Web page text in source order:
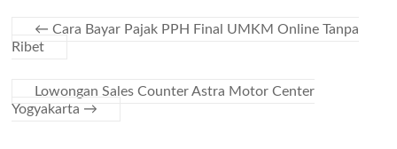
← Cara Bayar Pajak PPH Final UMKM Online Tanpa
Ribet
Lowongan Sales Counter Astra Motor Center
Yogyakarta →